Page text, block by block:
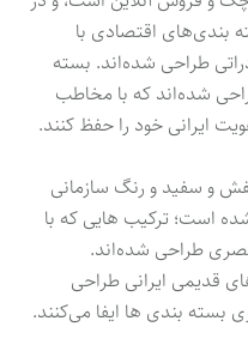
بندی‌های اقتصادی با
طراحی شده‌اند. بسته
شده‌اند که با مخاطب
ایرانی خود را حفظ کنند.
و سفید و رنگ سازمانی
است؛ ترکیب هایی که با
طراحی شده‌اند.
قدیمی ایرانی طراحی
بندی ها ایفا می‌کنند.